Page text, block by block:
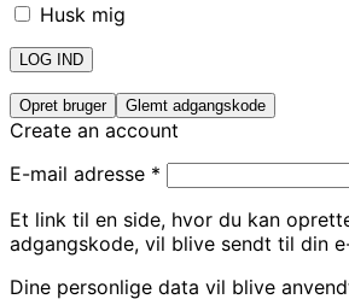
Husk mig
LOG IND
Opret bruger Glemt adgangskode
Create an account
E-mail adresse *
Et link til en side, hvor du kan
adgangskode, vil blive sendt til din
Dine personlige data vil blive